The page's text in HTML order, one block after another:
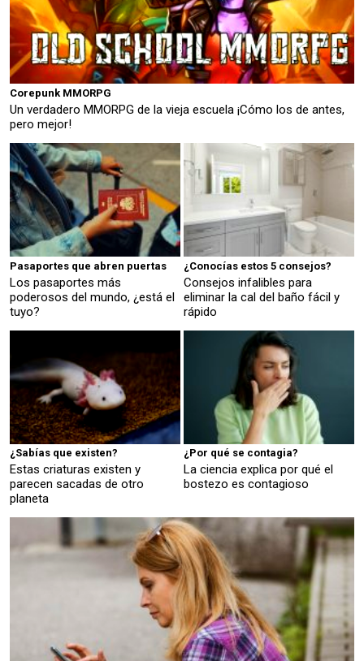
Corepunk MMORPG
Un verdadero MMORPG de la vieja escuela ¡Cómo los de antes,
pero mejor!
Pasaportes que abren puertas
Los pasaportes más
poderosos del mundo, ¿está el
tuyo?
¿Conocías estos 5 consejos?
Consejos infalibles para
eliminar la cal del baño fácil y
rápido
¿Sabías que existen?
Estas criaturas existen y
parecen sacadas de otro
planeta
¿Por qué se contagia?
La ciencia explica por qué el
bostezo es contagioso